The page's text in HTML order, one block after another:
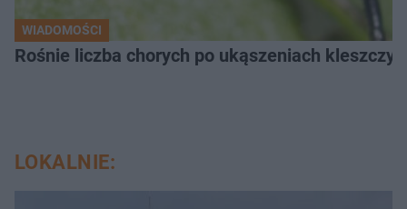
WIADOMOŚCI
Rośnie liczba chorych po ukąszeniach
LOKALNIE: